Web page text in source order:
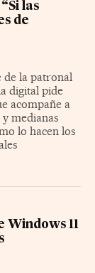
las
de
de la patronal
digital pide
acompañe a
medianas
lo hacen los
Windows 11